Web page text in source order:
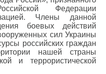
Федерации
Члены данной
боевых действий
сил Украины
российских граждан
нашей страны
и террористической